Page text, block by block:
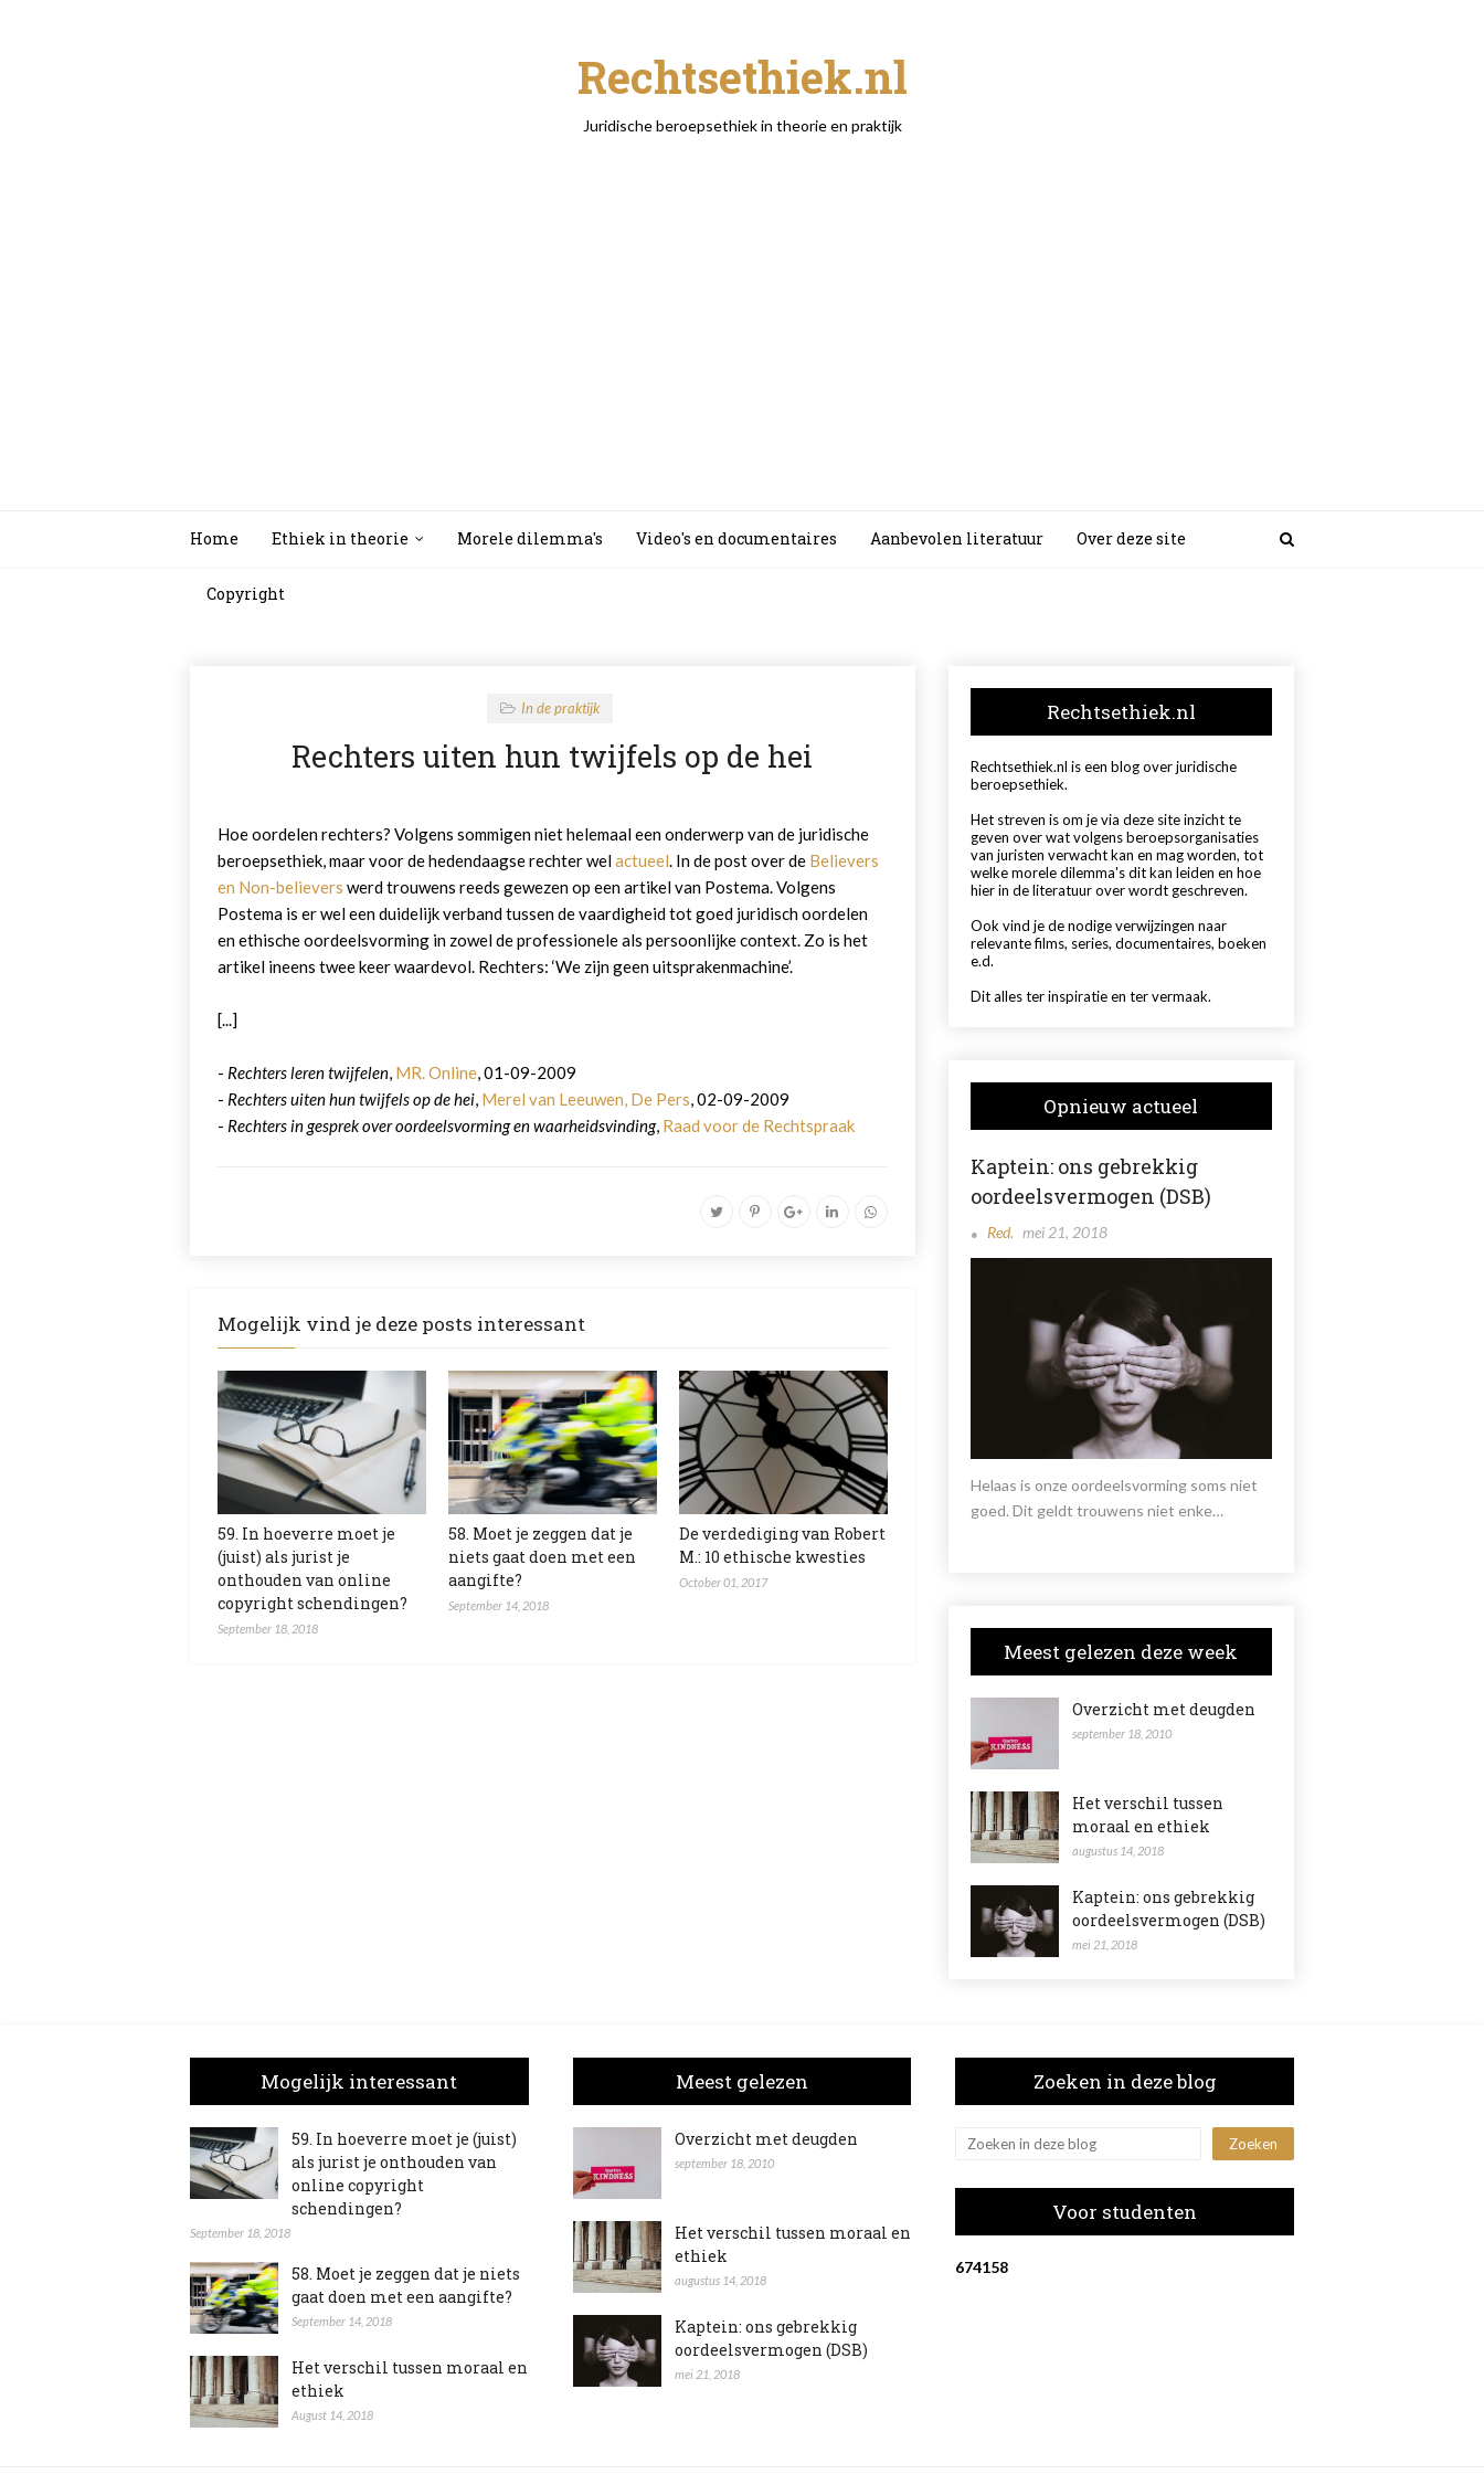
Rechtsethiek.nl
Juridische beroepsethiek in theorie en praktijk
Home Ethiek in theorie Morele dilemma's Video's en documentaires Aanbevolen literatuur Over deze site
Copyright
In de praktijk
Rechters uiten hun twijfels op de hei
Hoe oordelen rechters? Volgens sommigen niet helemaal een onderwerp van de juridische
beroepsethiek, maar voor de hedendaagse rechter welactueel. In de post over de Believers
en Non-believers werd trouwens reeds gewezen op een artikel van Postema. Volgens
Postema is er wel een duidelijk verband tussen de vaardigheid tot goed juridisch oordelen
en ethische oordeelsvorming in zowel de professionele als persoonlijke context. Zo is het
artikel ineens twee keer waardevol. Rechters: ‘We zijn geen uitsprakenmachine’.
[...]
- Rechters leren twijfelen, MR. Online, 01-09-2009
- Rechters uiten hun twijfels op de hei, Merel van Leeuwen, De Pers, 02-09-2009
- Rechters in gesprek over oordeelsvorming en waarheidsvinding, Raad voor de Rechtspraak
Mogelijk vind je deze posts interessant
59. In hoeverre moet je
(juist) als jurist je
onthouden van online
copyright schendingen?
September 18, 2018
58. Moet je zeggen dat je
niets gaat doen met een
aangifte?
September 14, 2018
De verdediging van Robert
M.: 10 ethische kwesties
October 01, 2017
Rechtsethiek.nl
Rechtsethiek.nl is een blog over juridische
beroepsethiek.
Het streven is om je via deze site inzicht te
geven over wat volgens beroepsorganisaties
van juristen verwacht kan en mag worden, tot
welke morele dilemma's dit kan leiden en hoe
hier in de literatuur over wordt geschreven.
Ook vind je de nodige verwijzingen naar
relevante films, series, documentaires, boeken
e.d.
Dit alles ter inspiratie en ter vermaak.
Opnieuw actueel
Kaptein: ons gebrekkig
oordeelsvermogen (DSB)
Red. mei 21, 2018
Helaas is onze oordeelsvorming soms niet
goed. Dit geldt trouwens niet enke…
Meest gelezen deze week
Overzicht met deugden
september 18, 2010
Het verschil tussen
moraal en ethiek
augustus 14, 2018
Kaptein: ons gebrekkig
oordeelsvermogen (DSB)
mei 21, 2018
Mogelijk interessant
59. In hoeverre moet je (juist)
als jurist je onthouden van
online copyright
schendingen?
September 18, 2018
58. Moet je zeggen dat je niets
gaat doen met een aangifte?
September 14, 2018
Het verschil tussen moraal en
ethiek
August 14, 2018
Meest gelezen
Overzicht met deugden
september 18, 2010
Het verschil tussen moraal en
ethiek
augustus 14, 2018
Kaptein: ons gebrekkig
oordeelsvermogen (DSB)
mei 21, 2018
Zoeken in deze blog
Voor studenten
674158